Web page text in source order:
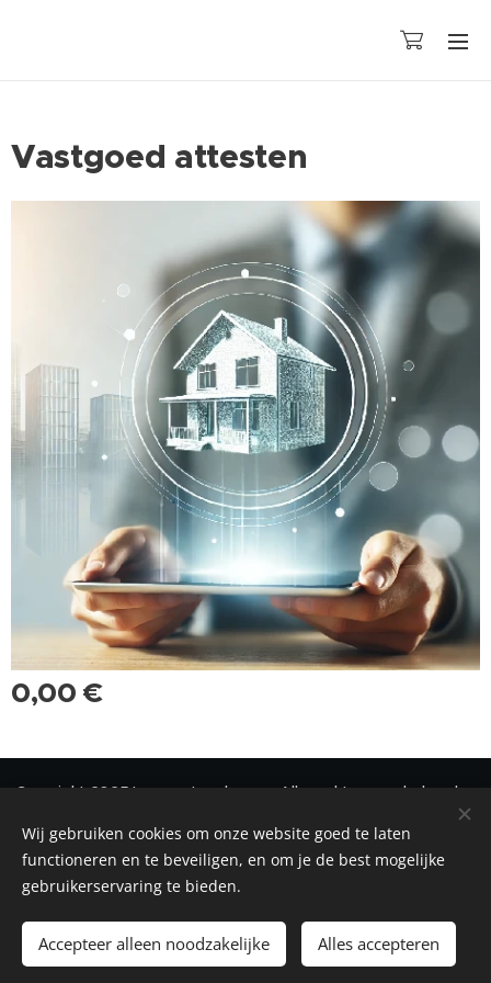
Vastgoed attesten
0,00 €
Toevoegen aan de winkelwagen
Copyright 2025 Immonetwerk vzw - Alle rechten voorbehouden
Privacy-Disclaimer-Cookiebeleid Cookies
Wij gebruiken cookies om onze website goed te laten
functioneren en te beveiligen, en om je de best mogelijke
gebruikerservaring te bieden.
Accepteer alleen noodzakelijke Alles accepteren